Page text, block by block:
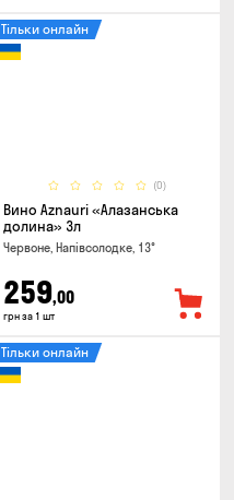
(0)
Тільки онлайн
Вино Aznauri «Алазанська
долина» 3л
Червоне, Напівсолодке, 13°
259,00
грн за 1 шт
Тільки онлайн